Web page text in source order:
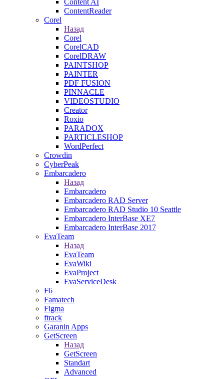
Content AI
ContentReader
Corel
Назад
Corel
CorelCAD
CorelDRAW
PAINTSHOP
PAINTER
PDF FUSION
PINNACLE
VIDEOSTUDIO
Creator
Roxio
PARADOX
PARTICLESHOP
WordPerfect
Crowdin
CyberPeak
Embarcadero
Назад
Embarcadero
Embarcadero RAD Server
Embarcadero RAD Studio 10 Seattle
Embarcadero InterBase XE7
Embarcadero InterBase 2017
EvaTeam
Назад
EvaTeam
EvaWiki
EvaProject
EvaServiceDesk
F6
Famatech
Figma
ftrack
Garanin Apps
GetScreen
Назад
GetScreen
Standart
Advanced